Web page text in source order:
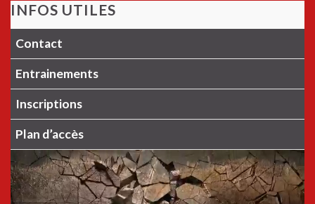
INFOS UTILES
Contact
Entrainements
Inscriptions
Plan d’accès